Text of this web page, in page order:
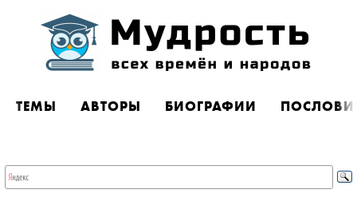
ТЕМЫ АВТОРЫ БИОГРАФИИ